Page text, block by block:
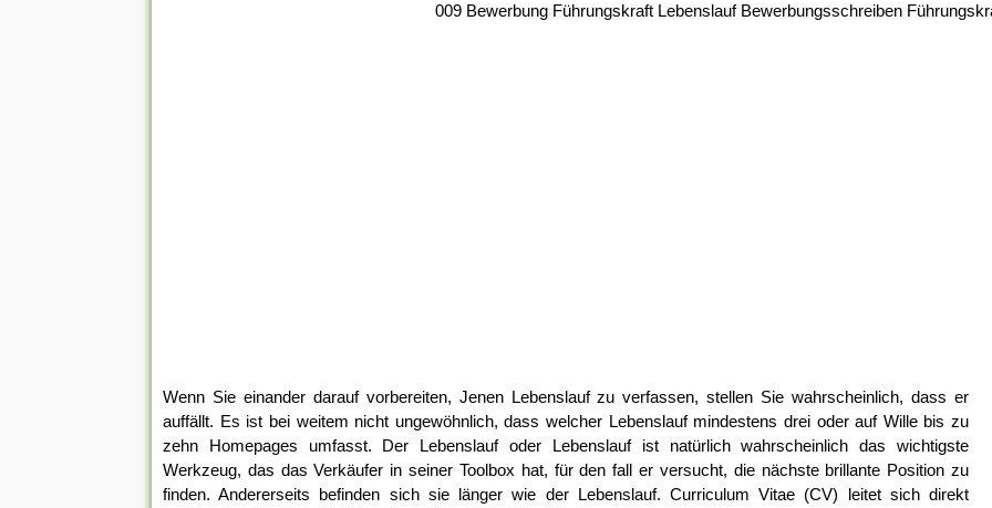
009 Bewerbung Führungskraft Lebenslauf Bewerbungsschreiben
Wenn Sie einander darauf vorbereiten, Jenen Lebenslauf zu verfassen, stellen Sie wahrscheinlich, dass er
auffällt. Es ist bei weitem nicht ungewöhnlich, dass welcher Lebenslauf mindestens drei oder auf Wille bis zu
zehn Homepages umfasst. Der Lebenslauf oder Lebenslauf ist natürlich wahrscheinlich das wichtigste
Werkzeug, das das Verkäufer in seiner Toolbox hat, für den fall er versucht, die nächste brillante Position zu
finden. Andererseits befinden sich sie länger wie der Lebenslauf. Curriculum Vitae (CV) leitet sich direkt